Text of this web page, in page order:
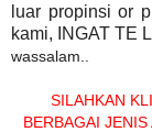
luar propinsi or
kami, INGAT TE
wassalam..
SILAHKAN
BERBAGAI